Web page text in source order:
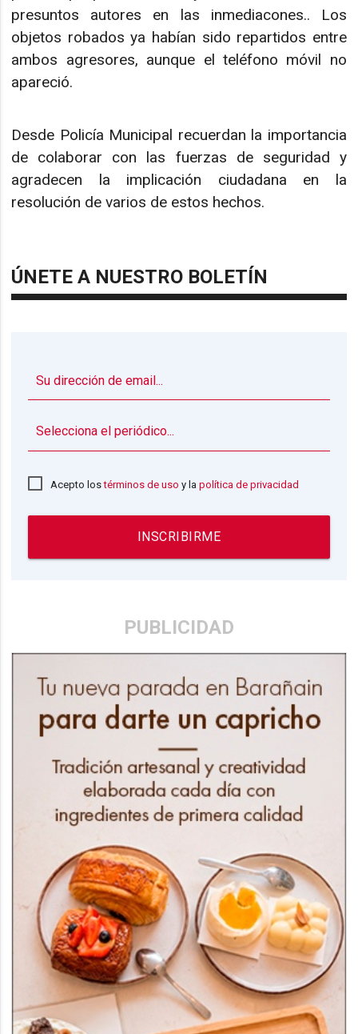
presuntos autores en las inmediacones.. Los
objetos robados ya habían sido repartidos entre
ambos agresores, aunque el teléfono móvil no
apareció.
Desde Policía Municipal recuerdan la importancia
de colaborar con las fuerzas de seguridad y
agradecen la implicación ciudadana en la
resolución de varios de estos hechos.
ÚNETE A NUESTRO BOLETÍN
Acepto lostérminos de uso y lapolítica de privacidad
INSCRIBIRME
PUBLICIDAD